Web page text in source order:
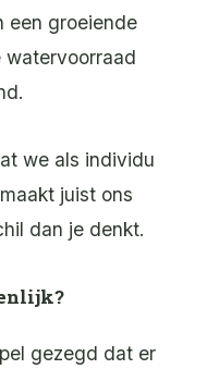
een groeiende
we als individu
juist ons
dan je denkt.
gezegd dat er